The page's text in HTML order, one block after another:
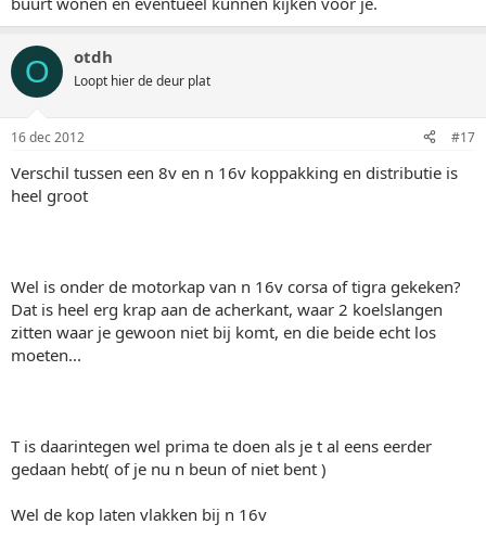
O otdh
Loopt hier de deur plat
16 dec 2012 #17
Verschil tussen een 8v en n 16v koppakking en distributie is
heel groot
Wel is onder de motorkap van n 16v corsa of tigra gekeken?
Dat is heel erg krap aan de acherkant, waar 2 koelslangen
zitten waar je gewoon niet bij komt, en die beide echt los
moeten...
T is daarintegen wel prima te doen als je t al eens eerder
gedaan hebt( of je nu n beun of niet bent )
Wel de kop laten vlakken bij n 16v